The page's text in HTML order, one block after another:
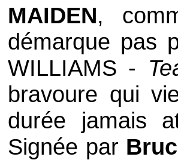
MAIDEN,
démarque pas
WILLIAMS -
bravoure qui
durée jamais
Signée par